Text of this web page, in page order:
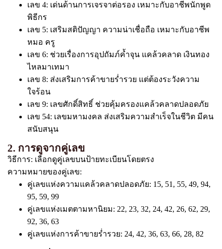
เลข 4: เด่นด้านการเจรจาต่อรอง เหมาะกับอาชีพนักพูด
พิธีกร
เลข 5: เสริมสติปัญญา ความน่าเชื่อถือ เหมาะกับอาชีพ
หมอ ครู
เลข 6: ช่วยเรื่องการอุปถัมภ์ค้ำจุน แคล้วคลาด เงินทอง
ไหลมาเทมา
เลข 8: ส่งเสริมการค้าขายร่ำรวย แต่ต้องระวังความ
ใจร้อน
เลข 9: เลขศักดิ์สิทธิ์ ช่วยคุ้มครองแคล้วคลาดปลอดภัย
เลข 54: เลขมหามงคล ส่งเสริมความสำเร็จในชีวิต มีคน
สนับสนุน
2. การดูจากคู่เลข
วิธีการ: เลือกดูคู่เลขบนป้ายทะเบียนโดยตรง
ความหมายของคู่เลข:
คู่เลขแห่งความแคล้วคลาดปลอดภัย: 15, 51, 55, 49, 94,
95, 59, 99
คู่เลขแห่งเมตตามหานิยม: 22, 23, 32, 24, 42, 26, 62, 29,
92, 36, 63
คู่เลขแห่งการค้าขายร่ำรวย: 24, 42, 36, 63, 66, 28, 82